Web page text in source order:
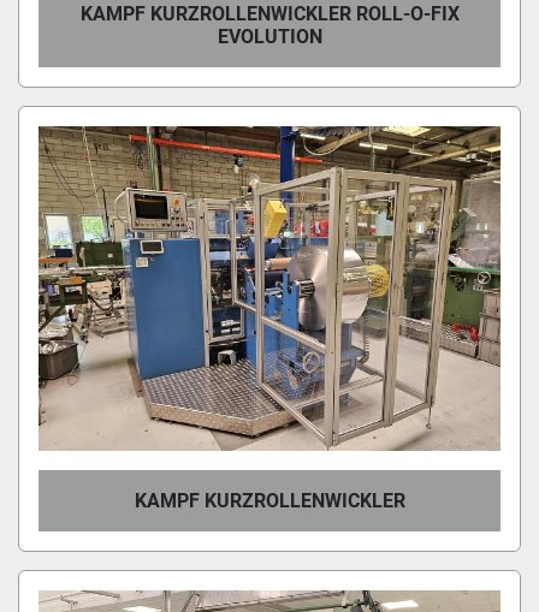
KAMPF KURZROLLENWICKLER ROLL-O-FIX
EVOLUTION
KAMPF KURZROLLENWICKLER